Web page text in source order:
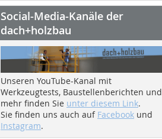
Social-Media-Kanäle der
dach+holzbau
Unseren YouTube-Kanal mit
Werkzeugtests, Baustellenberichten und
mehr finden Sie unter diesem Link.
Sie finden uns auch auf Facebook und
Instagram.